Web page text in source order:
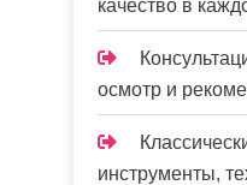
качество в
осмотр и
инструменты,